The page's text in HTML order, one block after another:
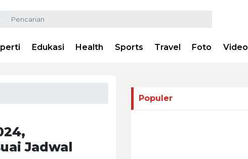
Edukasi Health Sports Travel Foto Video
Jadwal
Populer